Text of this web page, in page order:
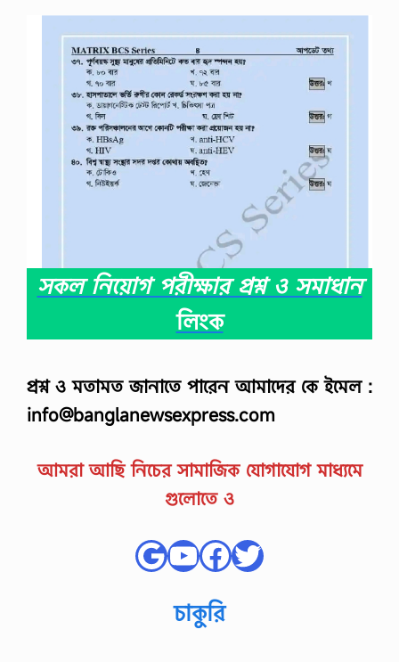
শ্চি
সকল নিয়োগ পরীক্ষার প্রশ্ন ও সমাধান
লিংক
প্রশ্ন ও মতামত জানাতে পারেন আমাদের কে ইমেল :
info@banglanewsexpress.com
আমরা আছি নিচের সামাজিক যোগাযোগ মাধ্যমে
গুলোতে ও
Google
YouTube
Facebook
Twitter
চাকুরি